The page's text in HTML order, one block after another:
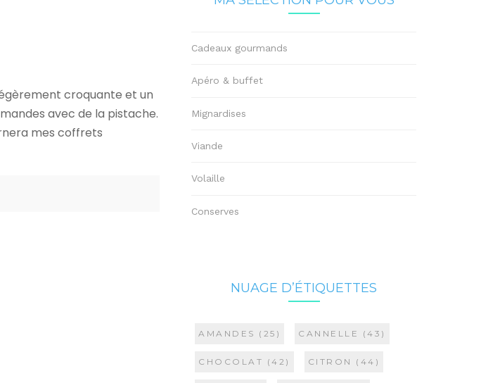
croquante et un
avec de la pistache.
mes coffrets
Cadeaux gourmands
Apéro & buffet
Mignardises
Viande
Volaille
Conserves
NUAGE D’ÉTIQUETTES
AMANDES (25) CANNELLE (43)
CHOCOLAT (42) CITRON (44)